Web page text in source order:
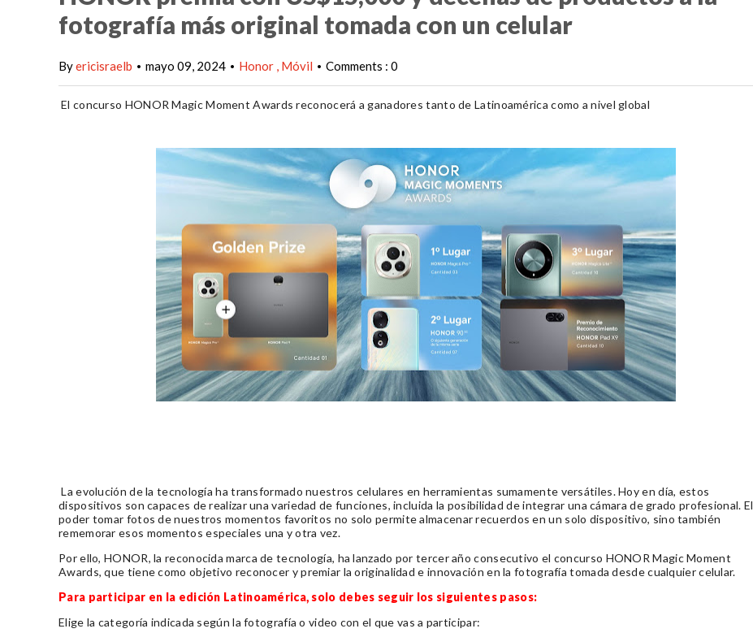
fotografía más original tomada con un celular
Byericisraelb • mayo 09, 2024 • Honor Móvil • Comments : 0
El concurso HONOR Magic Moment Awards reconocerá aganadores tanto de Latinoamérica como a nivel global
La evolución de la tecnología ha transformado nuestros celulares en herramientas sumamente versátiles. Hoy en día, estos
dispositivos son capaces de realizar una variedad de funciones, incluida la posibilidad de integrar una cámara de grado profesional. El
poder tomar fotos de nuestros momentos favoritos no solo permite almacenar recuerdos en un solo dispositivo, sino también
rememorar esos momentos especiales una y otra vez.
Por ello, HONOR, la reconocida marca de tecnología, ha lanzado por tercer año consecutivo el concurso HONOR Magic Moment
Awards, que tiene como objetivo reconocer y premiar la originalidad e innovación en la fotografía tomada desde cualquier celular.
Para participar en la edición Latinoamérica, solo debes seguir los siguientes pasos:
Elige la categoría indicada según la fotografía o video con el que vas a participar: